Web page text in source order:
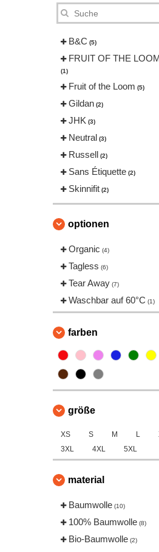
B&C (5)
FRUIT OF THE
(1)
Fruit of the Loom (5)
Gildan (2)
JHK (3)
Neutral (3)
Russell (2)
Sans Étiquette (2)
Skinnifit (2)
Starworld (1)
Tee Jays (3)
optionen
Organic (4)
Tagless (6)
Tear Away (7)
Waschbar auf 60°C (1)
farben
größe
XS S M L
3XL
4XL 5XL
material
Baumwolle (10)
100% Baumwolle (8)
Bio-Baumwolle (2)